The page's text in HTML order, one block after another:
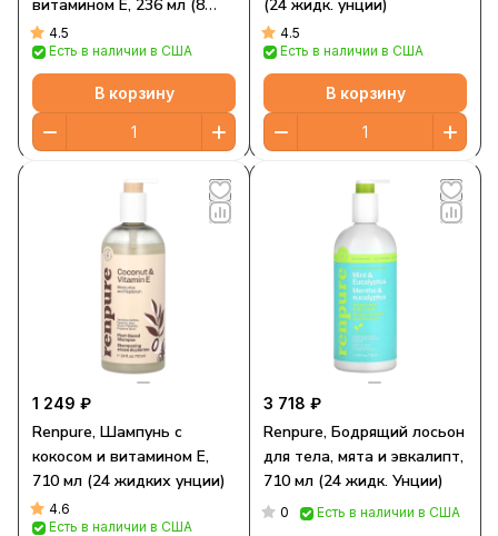
витамином E, 236 мл (8
жидк. Унций)
4.5
Есть в наличии в США
В корзину
(24 жидк. унции)
4.5
Есть в наличии в США
В корзину
1 249 ₽
Renpure, Шампунь с
кокосом и витамином Е,
710 мл (24 жидких унции)
4.6
Есть в наличии в США
3 718 ₽
Renpure, Бодрящий лосьон
для тела, мята и эвкалипт,
710 мл (24 жидк. Унции)
0 Есть в наличии в США